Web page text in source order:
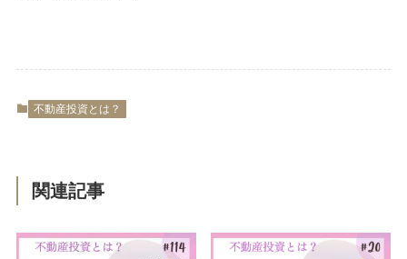
不動産投資とは？
関連記事